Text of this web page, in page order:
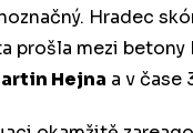
Hradec
prošla mezi betony
Hejna a v čase